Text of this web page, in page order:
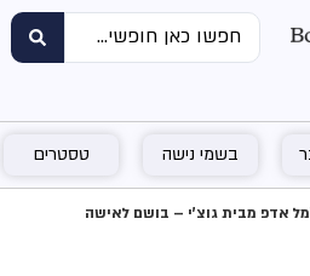
בשמי נישה טסטרים